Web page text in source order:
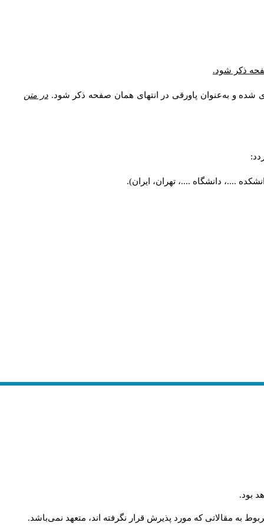
ذکر شود.
شده و به‌عنوان پاورقی در انتهای همان صفحه ذکر شود. در متن
....، دانشگاه ....، تهران، ایران).
بود.
به مقالاتی که مورد پذیرش قرار نگرفته اند، متعهد نمی‌باشد.